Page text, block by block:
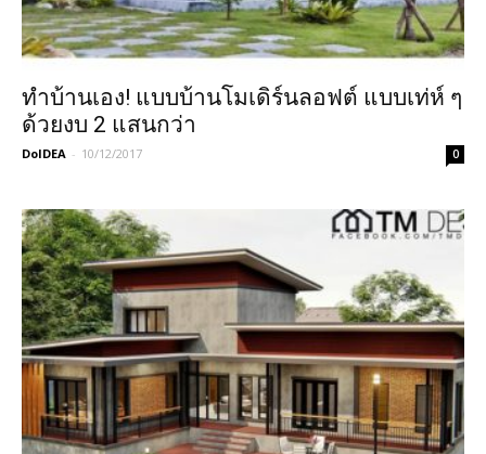
ทำบ้านเอง! แบบบ้านโมเดิร์นลอฟต์ แบบเท่ห์ ๆ
ด้วยงบ 2 แสนกว่า
DoIDEA - 10/12/2017 0